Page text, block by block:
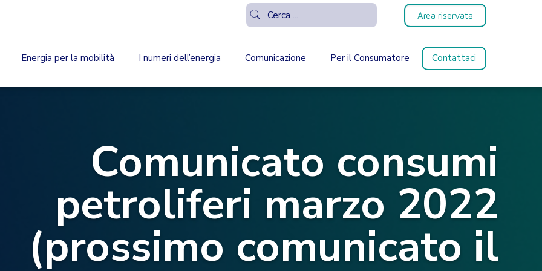
Area riservata
Energia per la mobilità I numeri dell’energia Comunicazione Per il Consumatore Contattaci
Comunicato consumi
petroliferi marzo 2022
(prossimo comunicato il